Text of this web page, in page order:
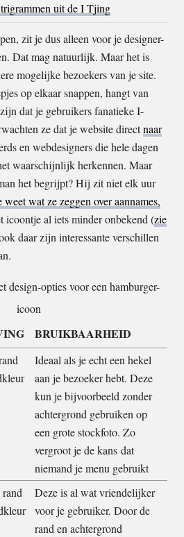
uit de I Tjing
zit je dus alleen voor je designer-
Dat mag natuurlijk. Maar het is
mogelijke bezoekers van je site.
op elkaar snappen, hangt van
dat je gebruikers fanatieke I-
ze dat je website directnaar
en webdesigners die hele dagen
waarschijnlijk herkennen. Maar
het begrijpt? Hij zit niet elk uur
weet wat ze zeggen over aannames,
icoontje al iets minder onbekend (zie
daar zijn interessante verschillen
design-opties voor een hamburger-
icoon
BRUIKBAARHEID
Ideaal als je echt een hekel
aan je bezoeker hebt. Deze
kun je bijvoorbeeld zonder
achtergrond gebruiken op
een grote stockfoto. Zo
vergroot je de kans dat
niemand je menu gebruikt
Deze is al wat vriendelijker
voor je gebruiker. Door de
rand en achtergrond